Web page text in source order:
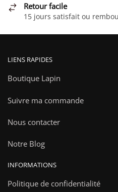
produit
Retour facile
15 jours satisfait ou
LIENS RAPIDES
Boutique Lapin
Suivre ma commande
Nous contacter
Notre Blog
INFORMATIONS
Politique de confidentialité